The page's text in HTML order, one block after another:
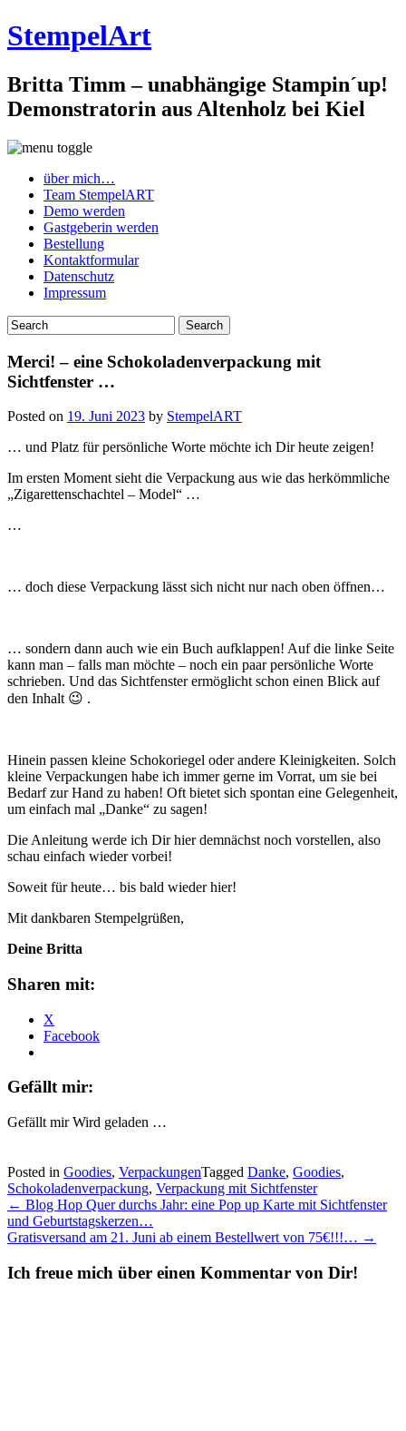
StempelArt
Britta Timm – unabhängige Stampin´up!
Demonstratorin aus Altenholz bei Kiel
über mich…
Team StempelART
Demo werden
Gastgeberin werden
Bestellung
Kontaktformular
Datenschutz
Impressum
Merci! – eine Schokoladenverpackung mit
Sichtfenster …
Posted on 19. Juni 2023 by StempelART
… und Platz für persönliche Worte möchte ich Dir heute zeigen!
Im ersten Moment sieht die Verpackung aus wie das herkömmliche
„Zigarettenschachtel – Model“ …
…
… doch diese Verpackung lässt sich nicht nur nach oben öffnen…
… sondern dann auch wie ein Buch aufklappen! Auf die linke Seite
kann man – falls man möchte – noch ein paar persönliche Worte
schrieben. Und das Sichtfenster ermöglicht schon einen Blick auf
den Inhalt 😉 .
Hinein passen kleine Schokoriegel oder andere Kleinigkeiten. Solch
kleine Verpackungen habe ich immer gerne im Vorrat, um sie bei
Bedarf zur Hand zu haben! Oft bietet sich spontan eine Gelegenheit,
um einfach mal „Danke“ zu sagen!
Die Anleitung werde ich Dir hier demnächst noch vorstellen, also
schau einfach wieder vorbei!
Soweit für heute… bis bald wieder hier!
Mit dankbaren Stempelgrüßen,
Deine Britta
Sharen mit:
X
Facebook
Gefällt mir:
Gefällt mir Wird geladen …
Posted in Goodies, VerpackungenTagged Danke, Goodies,
Schokoladenverpackung, Verpackung mit Sichtfenster
Post
navigation
← Blog Hop Quer durchs Jahr: eine Pop up Karte mit Sichtfenster
und Geburtstagskerzen…
Gratisversand am 21. Juni ab einem Bestellwert von 75€!!!… →
Ich freue mich über einen Kommentar von Dir!